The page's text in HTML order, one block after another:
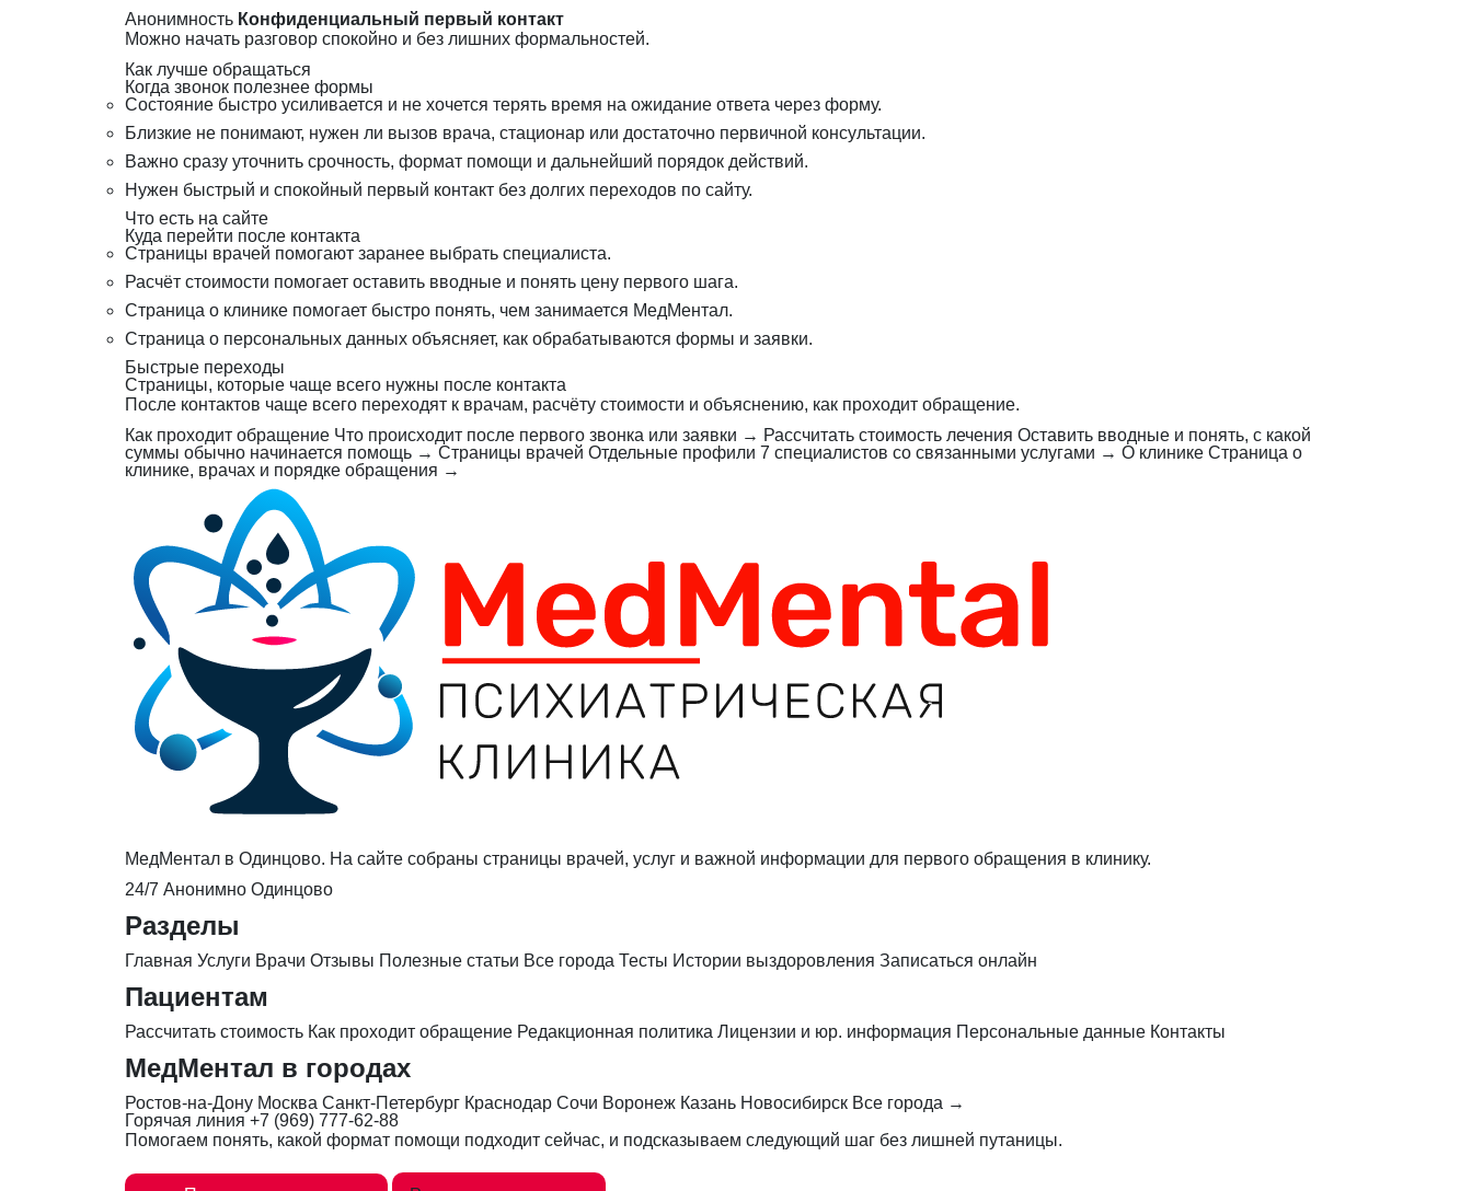
Анонимность Конфиденциальный первый контакт
Можно начать разговор спокойно и без лишних формальностей.
Как лучше обращаться
Когда звонок полезнее формы
Состояние быстро усиливается и не хочется терять время на ожидание ответа через форму.
Близкие не понимают, нужен ли вызов врача, стационар или достаточно первичной консультации.
Важно сразу уточнить срочность, формат помощи и дальнейший порядок действий.
Нужен быстрый и спокойный первый контакт без долгих переходов по сайту.
Что есть на сайте
Куда перейти после контакта
Страницы врачей помогают заранее выбрать специалиста.
Расчёт стоимости помогает оставить вводные и понять цену первого шага.
Страница о клинике помогает быстро понять, чем занимается МедМентал.
Страница о персональных данных объясняет, как обрабатываются формы и заявки.
Быстрые переходы
Страницы, которые чаще всего нужны после контакта
После контактов чаще всего переходят к врачам, расчёту стоимости и объяснению, как проходит обращение.
Как проходит обращение Что происходит после первого звонка или заявки → Рассчитать стоимость лечения Оставить вводные и понять, с какой
суммы обычно начинается помощь → Страницы врачей Отдельные профили 7 специалистов со связанными услугами → О клинике Страница о
клинике, врачах и порядке обращения →
МедМентал в Одинцово. На сайте собраны страницы врачей, услуг и важной информации для первого обращения в клинику.
24/7 Анонимно Одинцово
Разделы
Главная Услуги Врачи Отзывы Полезные статьи Все города Тесты Истории выздоровления Записаться онлайн
Пациентам
Рассчитать стоимость Как проходит обращение Редакционная политика Лицензии и юр. информация Персональные данные Контакты
МедМентал в городах
Ростов-на-Дону Москва Санкт-Петербург Краснодар Сочи Воронеж Казань Новосибирск Все города →
Горячая линия +7 (969) 777-62-88
Помогаем понять, какой формат помощи подходит сейчас, и подсказываем следующий шаг без лишней путаницы.